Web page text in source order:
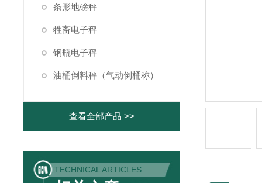
条形地磅秤
牲畜电子秤
钢瓶电子秤
油桶倒料秤（气动倒桶称）
查看全部产品 >>
TECHNICAL ARTICLES